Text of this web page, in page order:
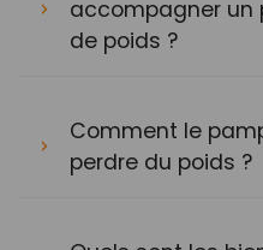
accompagner un
de poids ?
Comment le
perdre du poids ?